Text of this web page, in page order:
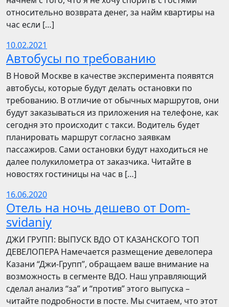
относительно возврата денег, за найм квартиры на
час если […]
10.02.2021
Автобусы по требованию
В Новой Москве в качестве эксперимента появятся
автобусы, которые будут делать остановки по
требованию. В отличие от обычных маршрутов, они
будут заказываться из приложения на телефоне, как
сегодня это происходит с такси. Водитель будет
планировать маршрут согласно заявкам
пассажиров. Сами остановки будут находиться не
далее полукилометра от заказчика. Читайте в
новостях гостиницы на час в […]
16.06.2020
Отель на ночь дешево от Dom-
svidaniy
​​ДЖИ ГРУПП: ВЫПУСК ВДО ОТ КАЗАНСКОГО ТОП
ДЕВЕЛОПЕРА Намечается размещение девелопера
Казани “Джи-Групп”, обращаем ваше внимание на
возможность в сегменте ВДО. Наш управляющий
сделал анализ “за” и “против” этого выпуска –
читайте подробности в посте. Мы считаем, что этот